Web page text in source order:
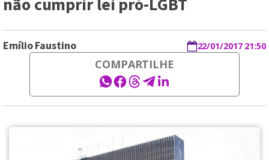
não cumprir lei pró-LGBT
Emílio Faustino 22/01/2017 21:50
COMPARTILHE